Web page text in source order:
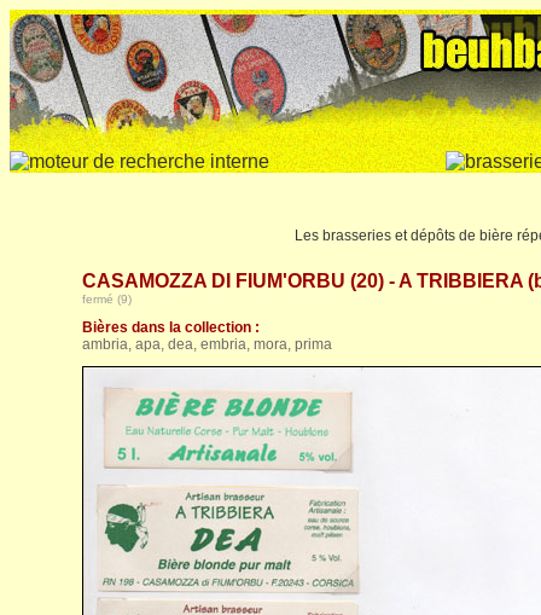
Les brasseries et dépôts de bière
CASAMOZZA DI FIUM'ORBU (20) - A TRIBBIERA
fermé (9)
Bières dans la collection :
ambria, apa, dea, embria, mora, prima